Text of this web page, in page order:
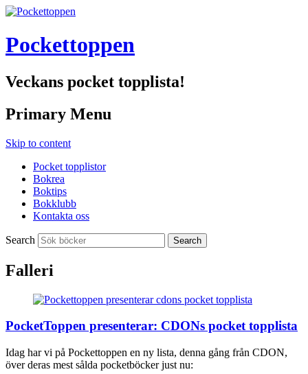
Pockettoppen
Veckans pocket topplista!
Primary Menu
Skip to content
Pocket topplistor
Bokrea
Boktips
Bokklubb
Kontakta oss
Search
Falleri
PocketToppen presenterar: CDONs pocket topplista
Idag har vi på Pockettoppen en ny lista, denna gång från CDON,
över deras mest sålda pocketböcker just nu: